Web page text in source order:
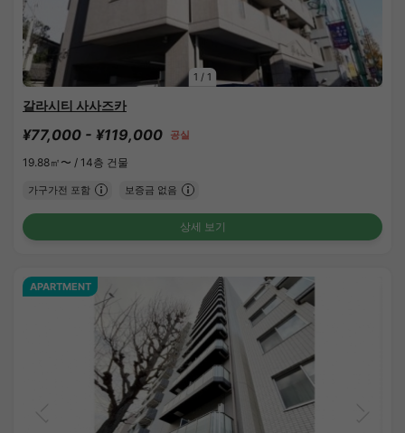
1 / 1
갈라시티 사사즈카
¥77,000 - ¥119,000 공실
19.88㎡〜 / 14층 건물
가구가전 포함 보증금 없음
상세 보기
APARTMENT